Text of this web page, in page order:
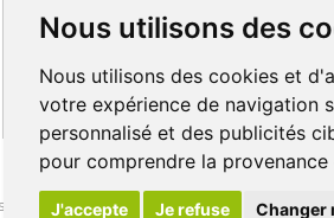
Nous utilisons des
Nous utilisons des cookies et
votre expérience de navigation
personnalisé et des publicités
pour comprendre la
J'accepte Je refuse Changer
Facebook
Annuaire des pharmacies
réservés –Apotekisto Pharmacie Cloud